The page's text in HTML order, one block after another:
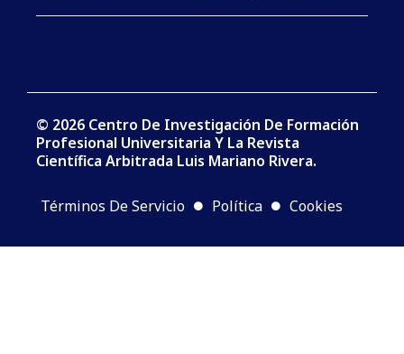
© 2026 Centro De Investigación De Formación
Profesional Universitaria Y La Revista
Científica Arbitrada Luis Mariano Rivera.
Términos De Servicio Política Cookies